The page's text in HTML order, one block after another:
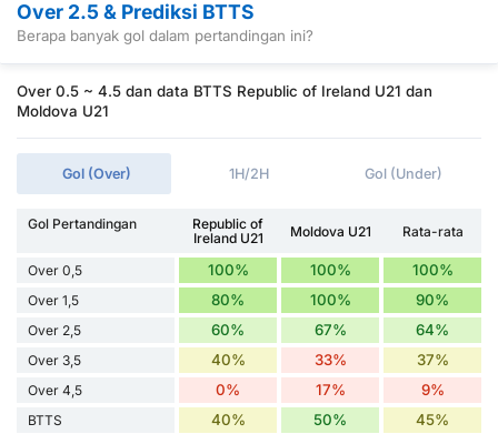
Over 2.5 & Prediksi BTTS
Berapa banyak gol dalam pertandingan ini?
Over 0.5 ~ 4.5 dan data BTTS Republic of Ireland U21 dan
Moldova U21
Gol (Over) 1H/2H Gol (Under)
Gol Pertandingan
Republic of
Ireland U21
Moldova U21 Rata-rata
Over 0,5 100% 100% 100%
Over 1,5 80% 100% 90%
Over 2,5 60% 67% 64%
Over 3,5 40% 33% 37%
Over 4,5 0% 17% 9%
BTTS 40% 50% 45%